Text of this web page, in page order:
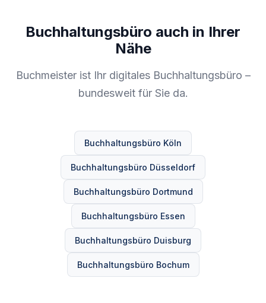
Buchhaltungsbüro auch in Ihrer
Nähe
Buchmeister ist Ihr digitales Buchhaltungsbüro –
bundesweit für Sie da.
Buchhaltungsbüro Köln
Buchhaltungsbüro Düsseldorf
Buchhaltungsbüro Dortmund
Buchhaltungsbüro Essen
Buchhaltungsbüro Duisburg
Buchhaltungsbüro Bochum